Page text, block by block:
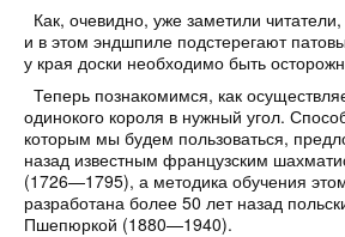
Как, очевидно, уже заметили
и в этом эндшпиле подстерегают
у края доски необходимо быть
Теперь познакомимся, как
одинокого короля в нужный угол.
которым мы будем пользоваться,
назад известным французским
(1726—1795), а методика обучения
разработана более 50 лет назад
Пшепюркой (1880—1940).